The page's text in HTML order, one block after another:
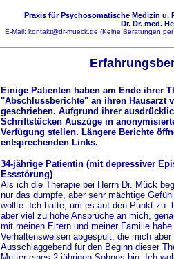
Praxis für Psychosomatische Medizin u.
Dr. Dr. med.
E-Mail: kontakt@dr-mueck.de (Keine Beratungen
Einige Patienten haben am Ende ihrer
"Abschlussberichte" an ihren Hausarzt
geschrieben. Aufgrund ihrer
Schriftstücken Auszüge in
Verfügung stellen. Längere Berichte
entsprechenden Links.
34-jährige Patientin (mit depressiver
Essstörung)
Als ich die Therapie bei Herrn Dr. Mück
nur das dumpfe, aber sehr mächtige
wollte. Ich hatte, um es auf den Punkt zu
aber viel zu hohe Ansprüche an mich,
mit meinen Eltern und meiner Familie
Verhaltensweisen abgespult, die mich
Ausschlaggebend für den Beginn dieser